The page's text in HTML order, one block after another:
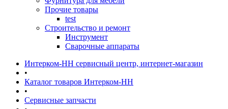
Прочие товары
test
Строительство и ремонт
Инструмент
Сварочные аппараты
Интерком-НН сервисный центр, интернет-магазин
•
Каталог товаров Интерком-НН
•
Сервисные запчасти